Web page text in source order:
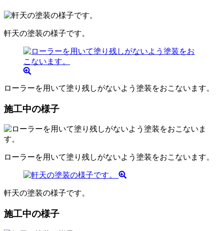
軒天の塗装の様子です。
ローラーを用いて塗り残しがないよう塗装をおこないます。
施工中の様子
ローラーを用いて塗り残しがないよう塗装をおこないます。
軒天の塗装の様子です。
施工中の様子